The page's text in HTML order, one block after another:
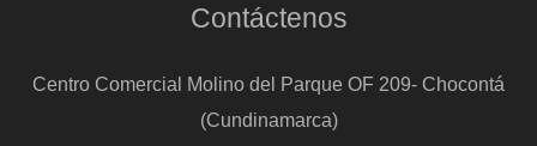
Contáctenos
Centro Comercial Molino del Parque OF 209- Chocontá
(Cundinamarca)